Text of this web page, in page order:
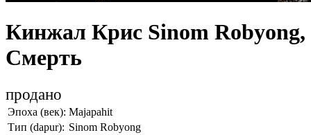
Кинжал Крис Sinom Robyong,
Смерть
продано
Эпоха (век): Majapahit
Тип (dapur): Sinom Robyong